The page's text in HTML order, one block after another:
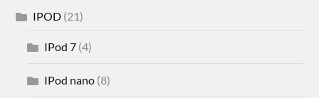
IPOD (21)
IPod 7 (4)
IPod nano (8)